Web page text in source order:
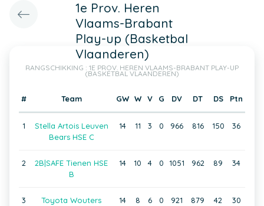
1e Prov. Heren
Vlaams-Brabant
Play-up (Basketbal
Vlaanderen)
RANGSCHIKKING : 1E PROV. HEREN VLAAMS-BRABANT PLAY-UP
(BASKETBAL VLAANDEREN)
# Team GW W V G DV DT DS Ptn
1
Stella Artois Leuven
Bears HSE C
14 11 3 0 966 816 150 36
2
2B|SAFE Tienen HSE
B
14 10 4 0 1051 962 89 34
3
Toyota Wouters
14 8 6 0 921 879 42 30